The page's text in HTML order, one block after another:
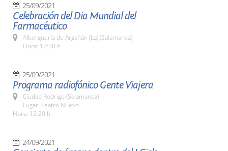
25/09/2021
Celebración del Día Mundial del
Farmacéutico
Alberguería de Argañán (La) (Salamanca)
Hora: 12:30 h.
25/09/2021
Programa radiofónico Gente Viajera
Ciudad Rodrigo (Salamanca)
Lugar: Teatro Nuevo
Hora: 12:20 h.
24/09/2021